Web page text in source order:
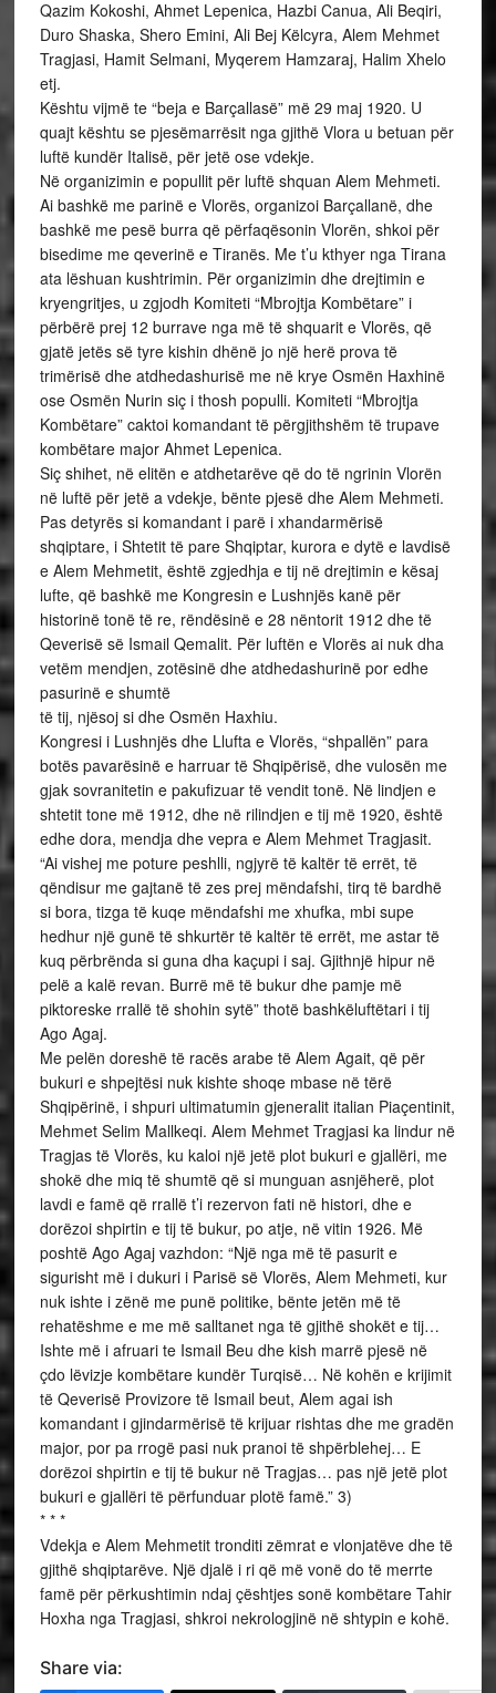
Qazim Kokoshi, Ahmet Lepenica, Hazbi Canua, Ali Beqiri,
Duro Shaska, Shero Emini, Ali Bej Këlcyra, Alem Mehmet
Tragjasi, Hamit Selmani, Myqerem Hamzaraj, Halim Xhelo
etj.
Kështu vijmë te “beja e Barçallasë” më 29 maj 1920. U
quajt kështu se pjesëmarrësit nga gjithë Vlora u betuan për
luftë kundër Italisë, për jetë ose vdekje.
Në organizimin e popullit për luftë shquan Alem Mehmeti.
Ai bashkë me parinë e Vlorës, organizoi Barçallanë, dhe
bashkë me pesë burra që përfaqësonin Vlorën, shkoi për
bisedime me qeverinë e Tiranës. Me t’u kthyer nga Tirana
ata lëshuan kushtrimin. Për organizimin dhe drejtimin e
kryengritjes, u zgjodh Komiteti “Mbrojtja Kombëtare” i
përbërë prej 12 burrave nga më të shquarit e Vlorës, që
gjatë jetës së tyre kishin dhënë jo një herë prova të
trimërisë dhe atdhedashurisë me në krye Osmën Haxhinë
ose Osmën Nurin siç i thosh populli. Komiteti “Mbrojtja
Kombëtare” caktoi komandant të përgjithshëm të trupave
kombëtare major Ahmet Lepenica.
Siç shihet, në elitën e atdhetarëve që do të ngrinin Vlorën
në luftë për jetë a vdekje, bënte pjesë dhe Alem Mehmeti.
Pas detyrës si komandant i parë i xhandarmërisë
shqiptare, i Shtetit të pare Shqiptar, kurora e dytë e lavdisë
e Alem Mehmetit, është zgjedhja e tij në drejtimin e kësaj
lufte, që bashkë me Kongresin e Lushnjës kanë për
historinë tonë të re, rëndësinë e 28 nëntorit 1912 dhe të
Qeverisë së Ismail Qemalit. Për luftën e Vlorës ai nuk dha
vetëm mendjen, zotësinë dhe atdhedashurinë por edhe
pasurinë e shumtë
të tij, njësoj si dhe Osmën Haxhiu.
Kongresi i Lushnjës dhe Llufta e Vlorës, “shpallën” para
botës pavarësinë e harruar të Shqipërisë, dhe vulosën me
gjak sovranitetin e pakufizuar të vendit tonë. Në lindjen e
shtetit tone më 1912, dhe në rilindjen e tij më 1920, është
edhe dora, mendja dhe vepra e Alem Mehmet Tragjasit.
“Ai vishej me poture peshlli, ngjyrë të kaltër të errët, të
qëndisur me gajtanë të zes prej mëndafshi, tirq të bardhë
si bora, tizga të kuqe mëndafshi me xhufka, mbi supe
hedhur një gunë të shkurtër të kaltër të errët, me astar të
kuq përbrënda si guna dha kaçupi i saj. Gjithnjë hipur në
pelë a kalë revan. Burrë më të bukur dhe pamje më
piktoreske rrallë të shohin sytë” thotë bashkëluftëtari i tij
Ago Agaj.
Me pelën doreshë të racës arabe të Alem Agait, që për
bukuri e shpejtësi nuk kishte shoqe mbase në tërë
Shqipërinë, i shpuri ultimatumin gjeneralit italian Piaçentinit,
Mehmet Selim Mallkeqi. Alem Mehmet Tragjasi ka lindur në
Tragjas të Vlorës, ku kaloi një jetë plot bukuri e gjallëri, me
shokë dhe miq të shumtë që si munguan asnjëherë, plot
lavdi e famë që rrallë t’i rezervon fati në histori, dhe e
dorëzoi shpirtin e tij të bukur, po atje, në vitin 1926. Më
poshtë Ago Agaj vazhdon: “Një nga më të pasurit e
sigurisht më i dukuri i Parisë së Vlorës, Alem Mehmeti, kur
nuk ishte i zënë me punë politike, bënte jetën më të
rehatëshme e me më salltanet nga të gjithë shokët e tij…
Ishte më i afruari te Ismail Beu dhe kish marrë pjesë në
çdo lëvizje kombëtare kundër Turqisë… Në kohën e krijimit
të Qeverisë Provizore të Ismail beut, Alem agai ish
komandant i gjindarmërisë të krijuar rishtas dhe me gradën
major, por pa rrogë pasi nuk pranoi të shpërblehej… E
dorëzoi shpirtin e tij të bukur në Tragjas… pas një jetë plot
bukuri e gjallëri të përfunduar plotë famë.” 3)
* * *
Vdekja e Alem Mehmetit tronditi zëmrat e vlonjatëve dhe të
gjithë shqiptarëve. Një djalë i ri që më vonë do të merrte
famë për përkushtimin ndaj çështjes sonë kombëtare Tahir
Hoxha nga Tragjasi, shkroi nekrologjinë në shtypin e kohë.
Share via: